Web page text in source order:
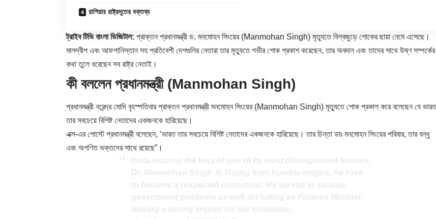
রাশিয়ার রাষ্ট্রদূতের বক্তব্য
ট্রাইব টিভি বাংলা ডিজিটাল: প্রাক্তন প্রধানমন্ত্রী ড. মনমোহন সিংয়ের (Manmohan Singh) মৃত্যুতে বিশ্বজুড়ে শোকের ছায়া নেমে এসেছে।
মালদ্বীপ এবং আফগানিস্তান সহ প্রতিবেশী দেশগুলির নেতারা তার মৃত্যুতে গভীর শোক প্রকাশ করেছেন, তার অবদান এবং তাদের সাথে উষ্ণ সম্পর্কের
কথা তুলে ধরেছেন সব রাষ্ট্র নেতাই।
কী বললেন প্রধানমন্ত্রী (Manmohan Singh)
প্রধানমন্ত্রী নরেন্দ্র মোদি বৃহস্পতিবার প্রাক্তন প্রধানমন্ত্রী মনমোহন সিংয়ের (Manmohan Singh) মৃত্যুতে শোক প্রকাশ করে বলেছেন যে ভারত
তার সবচেয়ে বিশিষ্ট নেতাদের একজনকে হারিয়েছে।
এক্স-এর পোস্টে প্রধানমন্ত্রী বলেছেন, ‘ভারত তার সবচেয়ে বিশিষ্ট নেতাদের একজনকে হারিয়েছে। তার চিন্তা ডাঃ মনমোহন সিংয়ের পরিবার, তার বন্ধু
এবং অগণিত ভক্তদের সাথে রয়েছে”।